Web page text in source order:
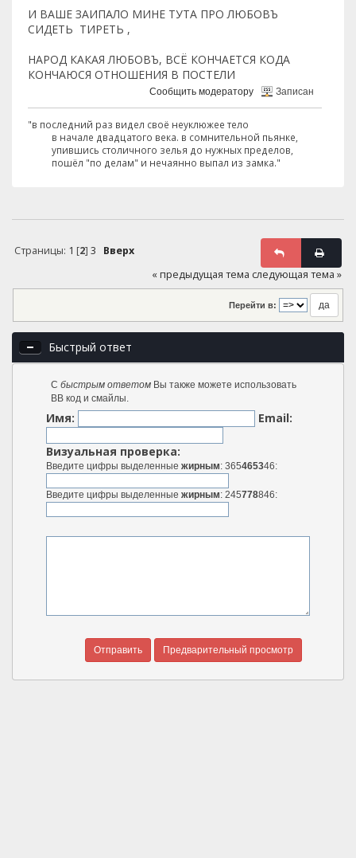
И ВАШЕ ЗАИПАЛО МИНЕ ТУТА ПРО ЛЮБОВЪ
СИДЕТЬ ТИРЕТЬ ,
НАРОД КАКАЯ ЛЮБОВЪ, ВСЁ КОНЧАЕТСЯ КОДА
КОНЧАЮСЯ ОТНОШЕНИЯ В ПОСТЕЛИ
Сообщить модератору Записан
"в последний раз видел своё неуклюжее тело
в начале двадцатого века. в сомнительной пьянке,
упившись столичного зелья до нужных пределов,
пошёл "по делам" и нечаянно выпал из замка."
Страницы: 1 [2] 3
Вверх
« предыдущая тема следующая тема »
Перейти в:
Быстрый ответ
С быстрым ответомВы также можете использовать
BB код и смайлы.
Имя: Email:
Визуальная проверка:
Введите цифры выделенные жирным: 365465346:
Введите цифры выделенные жирным: 245778846: